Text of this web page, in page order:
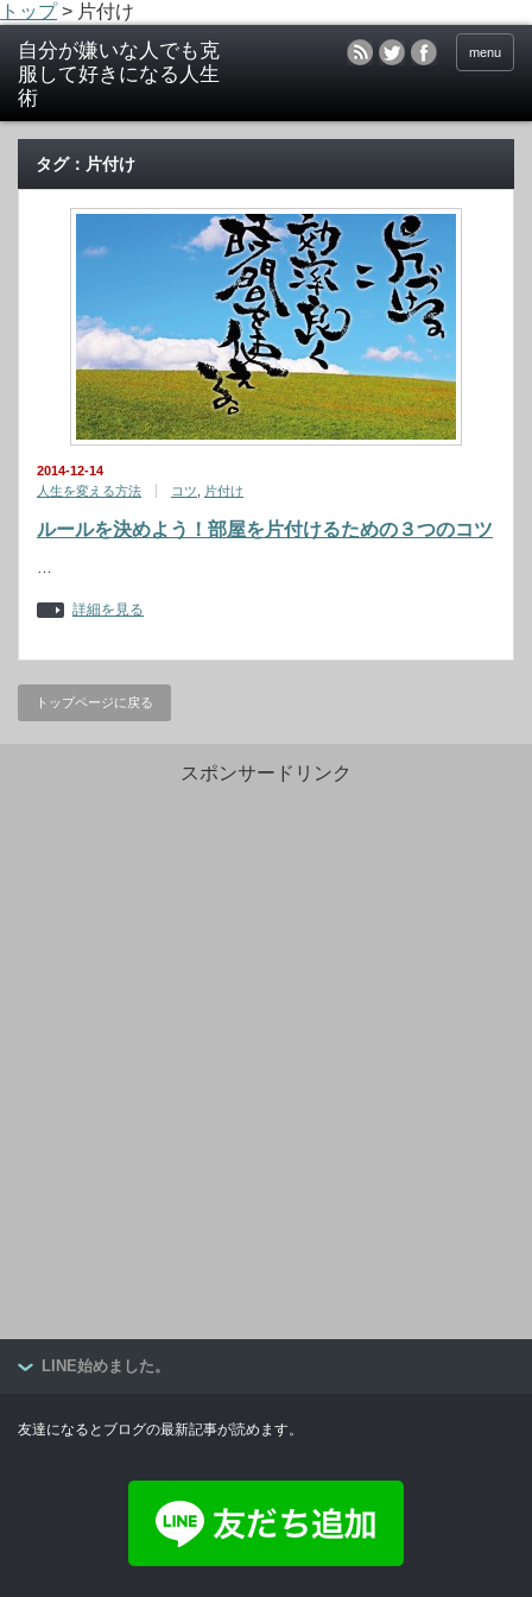
トップ> 片付け
menu
タグ：片付け
2014-12-14
人生を変える方法
コツ 片付け
ルールを決めよう！部屋を片付けるための３つのコツ
…
詳細を見る
トップページに戻る
スポンサードリンク
LINE始めました。
友達になるとブログの最新記事が読めます。